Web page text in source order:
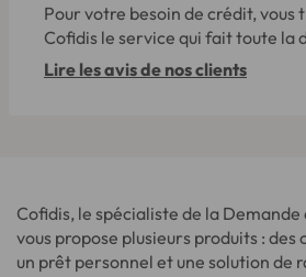
Pour votre besoin de crédit, vous
Cofidis le service qui fait toute la
Lire les avis de nos clients
Cofidis, le spécialiste de la
vous propose plusieurs produits :
un prêt personnel et une solution de